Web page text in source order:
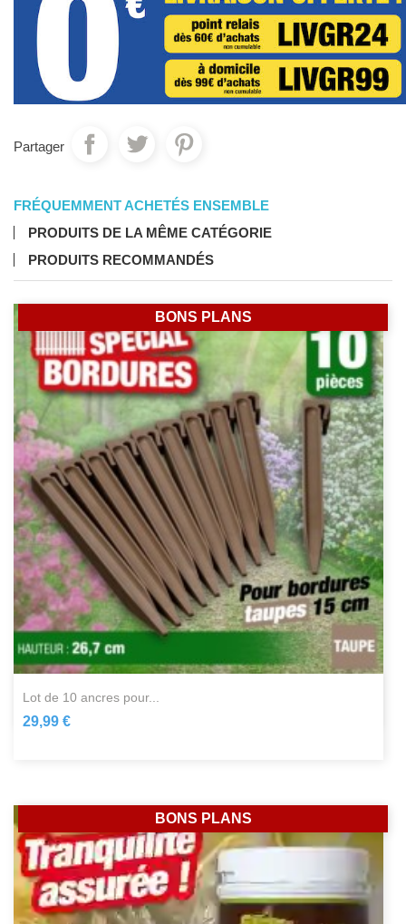
Partager
FRÉQUEMMENT ACHETÉS ENSEMBLE
PRODUITS DE LA MÊME CATÉGORIE
PRODUITS RECOMMANDÉS
lot de 10 ancres pour...
29,99 €
BONS PLANS
BONS PLANS